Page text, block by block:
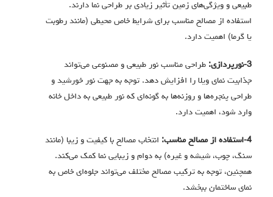
طبیعی و ویژگی‌های زمین تأثیر زیادی بر طراحی نما دارند.
استفاده از مصالح مناسب برای شرایط خاص محیطی (مانند رطوبت
یا گرما) اهمیت دارد.
3-نورپردازی:
طراحی مناسب نور طبیعی و مصنوعی می‌تواند
جذابیت نمای ویلا را افزایش دهد. توجه به جهت نور خورشید و
طراحی پنجره‌ها و روزنه‌ها به گونه‌ای که نور طبیعی به داخل خانه
وارد شود، اهمیت دارد.
4-استفاده از مصالح مناسب:
انتخاب مصالح با کیفیت و زیبا (مانند
سنگ، چوب، شیشه و غیره) به دوام و زیبایی نما کمک می‌کند.
همچنین، توجه به ترکیب مصالح مختلف می‌تواند جلوه‌ای خاص به
نمای ساختمان ببخشد.